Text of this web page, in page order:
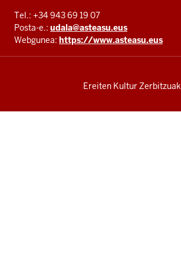
Tel.: +34 943 69 19 07
Posta-e.: udala@asteasu.eus
Webgunea: https://www.asteasu.eus
Ereiten Kultur Zerbitzuak